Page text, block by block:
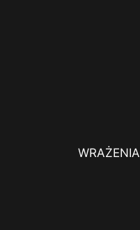
WRAŻENIA